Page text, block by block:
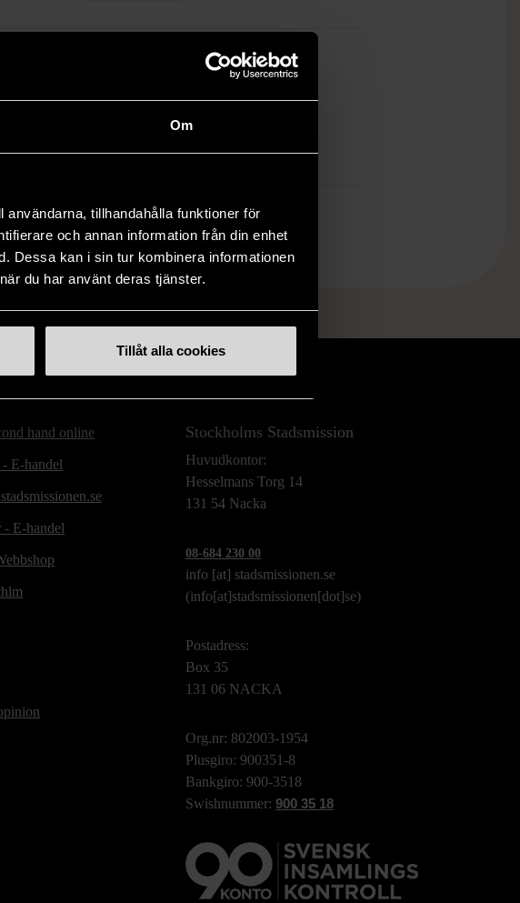
Om
tillhandahålla funktioner för
och annan information från din enhet
Dessa kan i sin tur kombinera informationen
du har använt deras tjänster.
Tillåt alla cookies
Produkten är unik och finns enbart som 1 st i lager.
Fri frakt på alla köp över 990 kr.
hand online
E-handel
E-handel
Stockholms Stadsmission
Huvudkontor:
Hesselmans Torg 14
131 54 Nacka
08-684 230 00
info [at] stadsmissionen.se
(info[at]stadsmissionen[dot]se)
Postadress:
Box 35
131 06 NACKA
Org.nr: 802003-1954
Plusgiro: 900351-8
Bankgiro: 900-3518
Swishnummer: 900 35 18